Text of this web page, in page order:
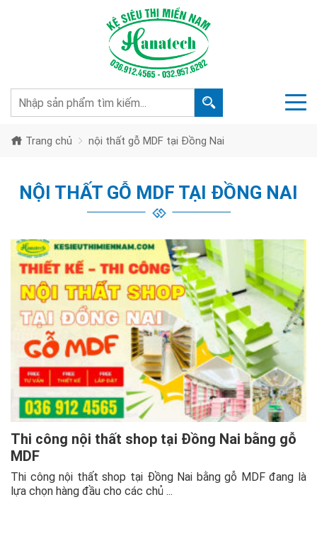
Trang chủ nội thất gỗ MDF tại Đồng Nai
NỘI THẤT GỖ MDF TẠI ĐỒNG NAI
Thi công nội thất shop tại Đồng Nai bằng gỗ
MDF
Thi công nội thất shop tại Đồng Nai bằng gỗ MDF đang là
lựa chọn hàng đầu cho các chủ ...